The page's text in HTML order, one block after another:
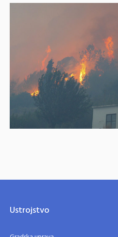
Ustrojstvo